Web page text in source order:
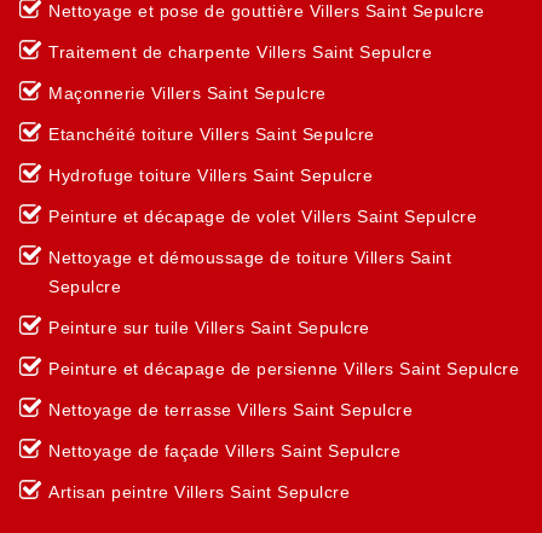
Nettoyage et pose de gouttière Villers Saint Sepulcre
Traitement de charpente Villers Saint Sepulcre
Maçonnerie Villers Saint Sepulcre
Etanchéité toiture Villers Saint Sepulcre
Hydrofuge toiture Villers Saint Sepulcre
Peinture et décapage de volet Villers Saint Sepulcre
Nettoyage et démoussage de toiture Villers Saint
Sepulcre
Peinture sur tuile Villers Saint Sepulcre
Peinture et décapage de persienne Villers Saint Sepulcre
Nettoyage de terrasse Villers Saint Sepulcre
Nettoyage de façade Villers Saint Sepulcre
Artisan peintre Villers Saint Sepulcre